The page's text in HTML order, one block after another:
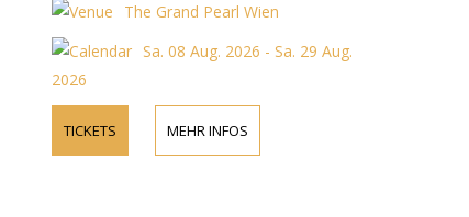
The Grand Pearl Wien
Sa. 08 Aug. 2026 - Sa. 29 Aug.
2026
TICKETS MEHR INFOS